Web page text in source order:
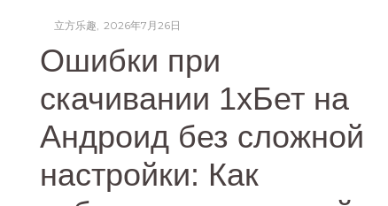
立方乐趣 Posted
2026年7月26日
Ошибки при
скачивании 1хБет на
Андроид без сложной
настройки: Как